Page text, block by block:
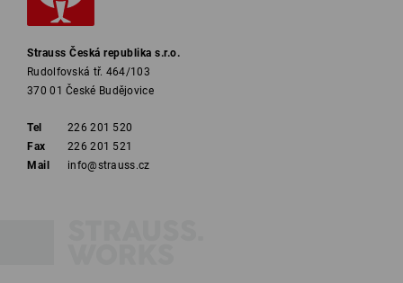
Strauss Česká republika s.r.o.
Rudolfovská tř. 464/103
370 01 České Budějovice
Tel
226 201 520
Fax
226 201 521
Mail
info@strauss.cz